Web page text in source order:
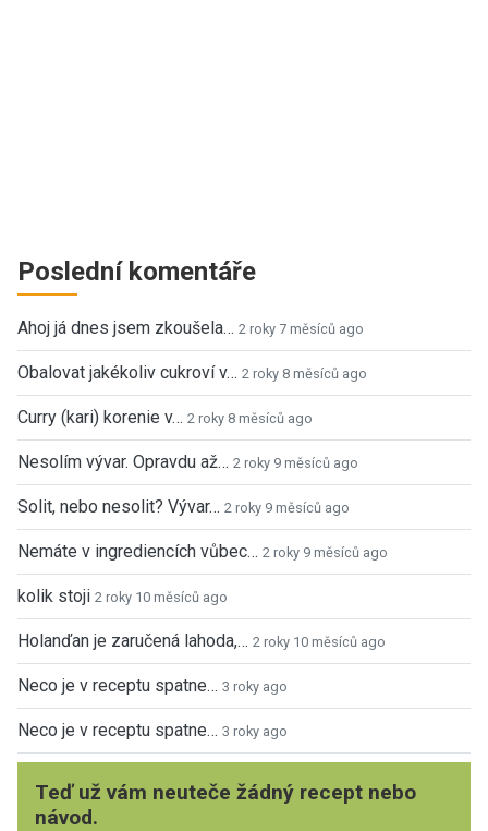
Poslední komentáře
Ahoj já dnes jsem zkoušela… 2 roky 7 měsíců ago
Obalovat jakékoliv cukroví v… 2 roky 8 měsíců ago
Curry (kari) korenie v… 2 roky 8 měsíců ago
Nesolím vývar. Opravdu až… 2 roky 9 měsíců ago
Solit, nebo nesolit? Vývar… 2 roky 9 měsíců ago
Nemáte v ingrediencích vůbec… 2 roky 9 měsíců ago
kolik stoji 2 roky 10 měsíců ago
Holanďan je zaručená lahoda,… 2 roky 10 měsíců ago
Neco je v receptu spatne… 3 roky ago
Neco je v receptu spatne… 3 roky ago
Teď už vám neuteče žádný recept nebo
návod.